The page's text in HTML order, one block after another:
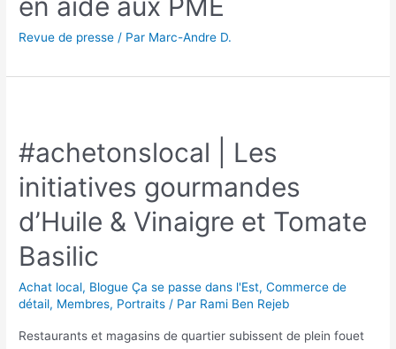
Revue de presse / Par Marc-Andre D.
#achetonslocal | Les
initiatives gourmandes
d’Huile & Vinaigre et Tomate
Basilic
Achat local, Blogue Ça se passe dans l'Est,Commerce de
détail, Membres, Portraits / Par Rami Ben Rejeb
Restaurants et magasins de quartier subissent de plein fouet